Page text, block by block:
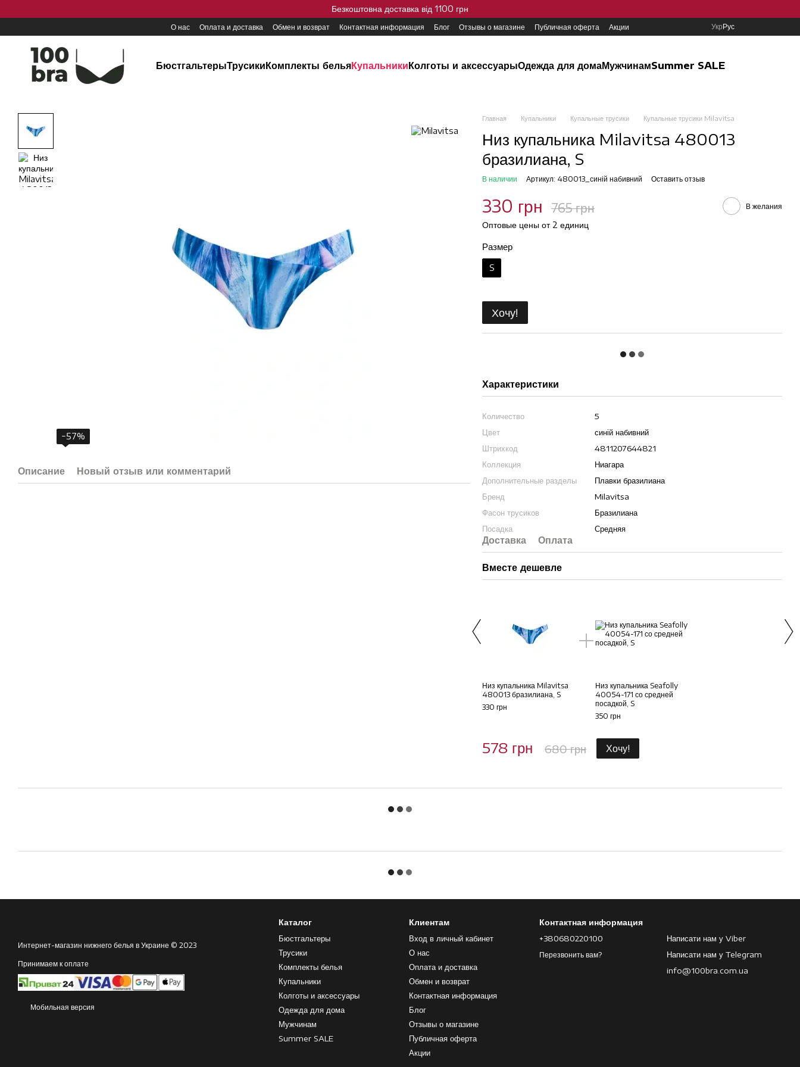
Безкоштовна доставка від 1100 грн
О нас Оплата и доставка Обмен и возврат Контактная информация Блог Отзывы о магазине Публичная оферта Акции УкрРус
БюстгальтерыТрусикиКомплекты бельяКупальникиКолготы и аксессуарыОдежда для домаМужчинамSummer SALE
−57%
Описание Новый отзыв или комментарий
Главная Купальники Купальные трусики Купальные трусики Milavitsa
Низ купальника Milavitsa 480013
бразилиана, S
В наличии Артикул: 480013_синій набивний Оставить отзыв
330 грн 765 грн В желания
Оптовые цены от 2 единиц
Размер
S
Хочу!
Характеристики
Количество
5
Цвет
синій набивний
Штрихкод
4811207644821
Коллекция
Ниагара
Дополнительные разделы
Плавки бразилиана
Бренд
Milavitsa
Фасон трусиков
Бразилиана
Посадка
Средняя
Доставка Оплата
Вместе дешевле
Низ купальника Milavitsa
480013 бразилиана, S
330 грн
Низ купальника Seafolly
40054-171 со средней
посадкой, S
350 грн
578 грн 680 грн Хочу!
Интернет-магазин нижнего белья в Украине © 2023
Принимаем к оплате
Мобильная версия
Каталог
Бюстгальтеры
Трусики
Комплекты белья
Купальники
Колготы и аксессуары
Одежда для дома
Мужчинам
Summer SALE
Клиентам
Вход в личный кабинет
О нас
Оплата и доставка
Обмен и возврат
Контактная информация
Блог
Отзывы о магазине
Публичная оферта
Акции
Контактная информация
+380680220100
Перезвонить вам?
Написати нам у Viber
Написати нам у Telegram
info@100bra.com.ua